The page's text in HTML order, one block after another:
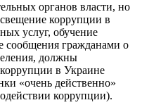
органов власти, но
коррупции в
услуг, обучение
сообщения гражданами о
должны
в Украине
«очень действенно»
коррупции).